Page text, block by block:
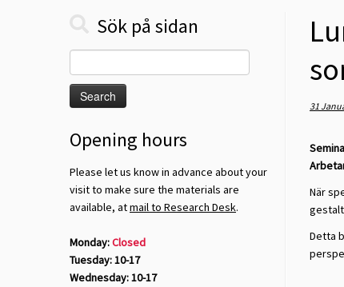
Sök på sidan
for:
Opening hours
Please let us know in advance about your
visit to make sure the materials are
available, atmail to Research Desk.
Monday:Closed
Tuesday: 10-17
Wednesday: 10-17
31
När
Detta